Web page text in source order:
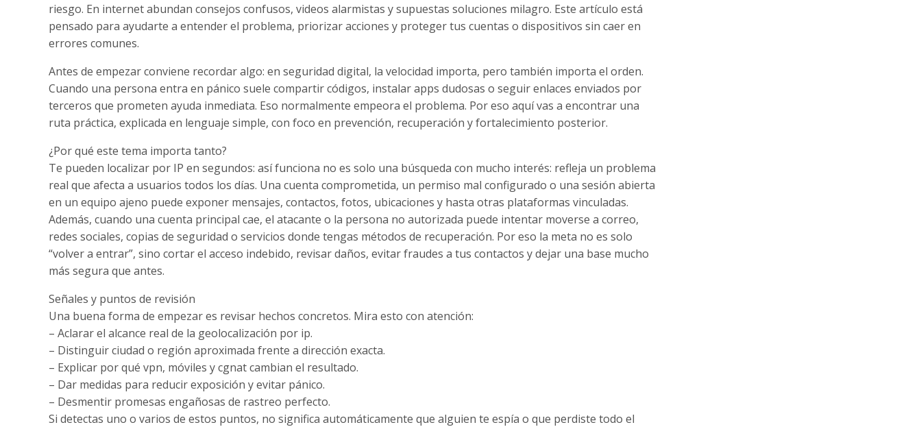
riesgo. En internet abundan consejos confusos, videos alarmistas y supuestas soluciones milagro. Este artículo está
pensado para ayudarte a entender el problema, priorizar acciones y proteger tus cuentas o dispositivos sin caer en
errores comunes.
Antes de empezar conviene recordar algo: en seguridad digital, la velocidad importa, pero también importa el orden.
Cuando una persona entra en pánico suele compartir códigos, instalar apps dudosas o seguir enlaces enviados por
terceros que prometen ayuda inmediata. Eso normalmente empeora el problema. Por eso aquí vas a encontrar una
ruta práctica, explicada en lenguaje simple, con foco en prevención, recuperación y fortalecimiento posterior.
¿Por qué este tema importa tanto?
Te pueden localizar por IP en segundos: así funciona no es solo una búsqueda con mucho interés: refleja un problema
real que afecta a usuarios todos los días. Una cuenta comprometida, un permiso mal configurado o una sesión abierta
en un equipo ajeno puede exponer mensajes, contactos, fotos, ubicaciones y hasta otras plataformas vinculadas.
Además, cuando una cuenta principal cae, el atacante o la persona no autorizada puede intentar moverse a correo,
redes sociales, copias de seguridad o servicios donde tengas métodos de recuperación. Por eso la meta no es solo
“volver a entrar”, sino cortar el acceso indebido, revisar daños, evitar fraudes a tus contactos y dejar una base mucho
más segura que antes.
Señales y puntos de revisión
Una buena forma de empezar es revisar hechos concretos. Mira esto con atención:
– Aclarar el alcance real de la geolocalización por ip.
– Distinguir ciudad o región aproximada frente a dirección exacta.
– Explicar por qué vpn, móviles y cgnat cambian el resultado.
– Dar medidas para reducir exposición y evitar pánico.
– Desmentir promesas engañosas de rastreo perfecto.
Si detectas uno o varios de estos puntos, no significa automáticamente que alguien te espía o que perdiste todo el